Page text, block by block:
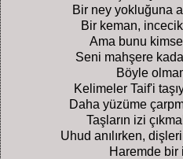
Bir ney yokluğuna
Bir keman, incecik
Ama bunu
Seni mahşere
Böyle
Kelimeler Taif'i
Daha yüzüme
Taşların izi
Uhud anılırken,
Haremde bir